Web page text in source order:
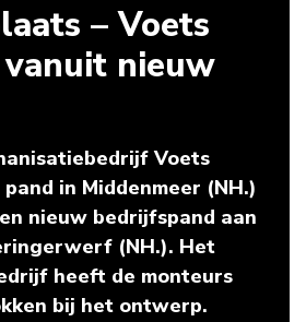
– Voets
nieuw
Voets
in Middenmeer (NH.)
nieuw bedrijfspand aan
(NH.). Het
heeft de monteurs
bij het ontwerp.